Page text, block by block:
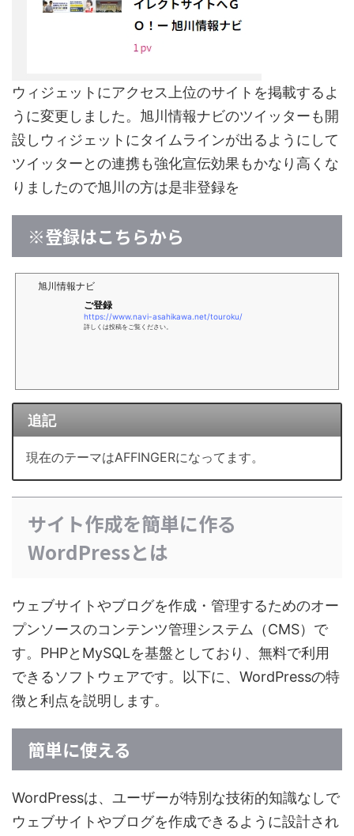
ウィジェットにアクセス上位のサイトを掲載するよ
うに変更しました。旭川情報ナビのツイッターも開
設しウィジェットにタイムラインが出るようにして
ツイッターとの連携も強化宣伝効果もかなり高くな
りましたので旭川の方は是非登録を
※登録はこちらから
旭川情報ナビ
ご登録
https://www.navi-asahikawa.net/touroku/
詳しくは投稿をご覧ください。
追記
現在のテーマはAFFINGERになってます。
サイト作成を簡単に作る
WordPressとは
ウェブサイトやブログを作成・管理するためのオー
プンソースのコンテンツ管理システム（CMS）で
す。PHPとMySQLを基盤としており、無料で利用
できるソフトウェアです。以下に、WordPressの特
徴と利点を説明します。
簡単に使える
WordPressは、ユーザーが特別な技術的知識なしで
ウェブサイトやブログを作成できるように設計され